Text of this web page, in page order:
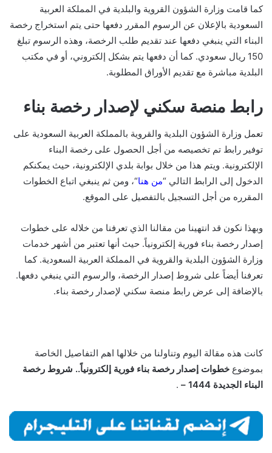
كما قامت وزارة الشؤون القروية والبلدية في المملكة العربية
السعودية بالإعلان عن الرسوم المقرر دفعها حتى يتم استخراج رخصة
البناء التي ينبغي دفعها عند تقديم طلب الرخصة، وهذه الرسوم تبلغ
150 ريال سعودي. كما أن دفعها يتم بشكل إلكتروني، أو في مكتب
البلدية مباشرة مع تقديم الأوراق المطلوبة.
رابط منصة سكني لإصدار رخصة بناء
تعمل وزارة الشؤون البلدية والقروية بالمملكة العربية السعودية على
توفير رابط تم تخصيصه من أجل الحصول على رخصة البناء
الإلكترونية. ويتم هذا من خلال بوابة بلدي الإلكترونية، حيث يمكنكم
الدخول إلى الرابط التالي “من هنا“، ومن ثم ينبغي اتباع الخطوات
المقرره من أجل التسجيل بالتفصيل على الموقع.
وبهذا نكون قد انتهينا من مقالنا الذي تعرفنا من خلاله على خطوات
إصدار رخصة بناء فورية إلكترونياً. حيث أنها تعتبر من أشهر خدمات
وزارة الشؤون البلدية والقروية في المملكة العربية السعودية. كما
تعرفنا أيضاً على شروط إصدار الرخصة، والرسوم التي ينبغي دفعها.
بالإضافة إلى عرض رابط منصة سكني لإصدار رخصة بناء.
كانت هذه مقالة اليوم وتناولنا من خلالها اهم التفاصيل الخاصة
بموضوع خطوات إصدار رخصة بناء فورية إلكترونياً.. شروط رخصة
البناء الجديدة 1444 –
.